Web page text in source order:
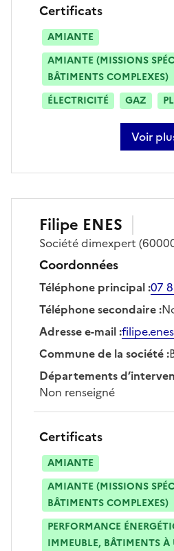
Certificats
AMIANTE
AMIANTE (MISSIONS
BÂTIMENTS COMPLEXES)
ÉLECTRICITÉ
GAZ
Voir
sur
Filipe ENES
Sociétédimexpert
Coordonnées
Téléphone principal:07
Téléphone secondaire:
Adresse e-mail:
Commune de la société:
Départements
Non renseigné
Certificats
AMIANTE
AMIANTE (MISSIONS
BÂTIMENTS COMPLEXES)
PERFORMANCE
IMMEUBLE, BÂTIMENTS À